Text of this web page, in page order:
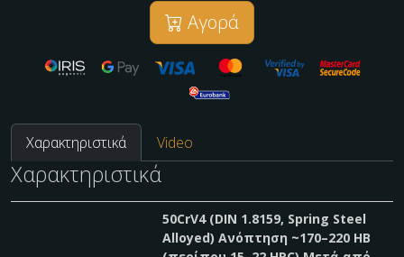
Αγορά
Χαρακτηριστικά Video
Χαρακτηριστικά
50CrV4 (DIN 1.8159, Spring Steel
Alloyed) Ανόπτηση ~170–220 HB